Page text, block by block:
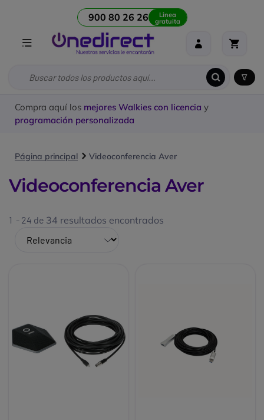
900 80 26 26 Linea
gratuita
Compra aquí los mejores Walkies con licencia y
programación personalizada
Página principal Videoconferencia Aver
Videoconferencia Aver
1 - 24 de 34 resultados encontrados